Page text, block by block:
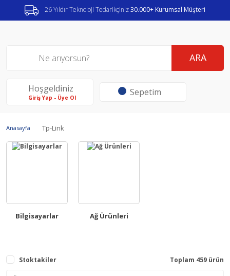
26 Yıldır Teknoloji Tedarikçiniz30.000+ Kurumsal Müşteri
ARA
Hoşgeldiniz
Giriş Yap - Üye Ol Sepetim
Anasayfa Tp-Link
Bilgisayarlar Ağ Ürünleri
Stoktakiler Toplam 459 ürün